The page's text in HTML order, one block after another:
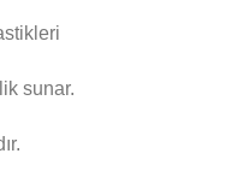
sunar.